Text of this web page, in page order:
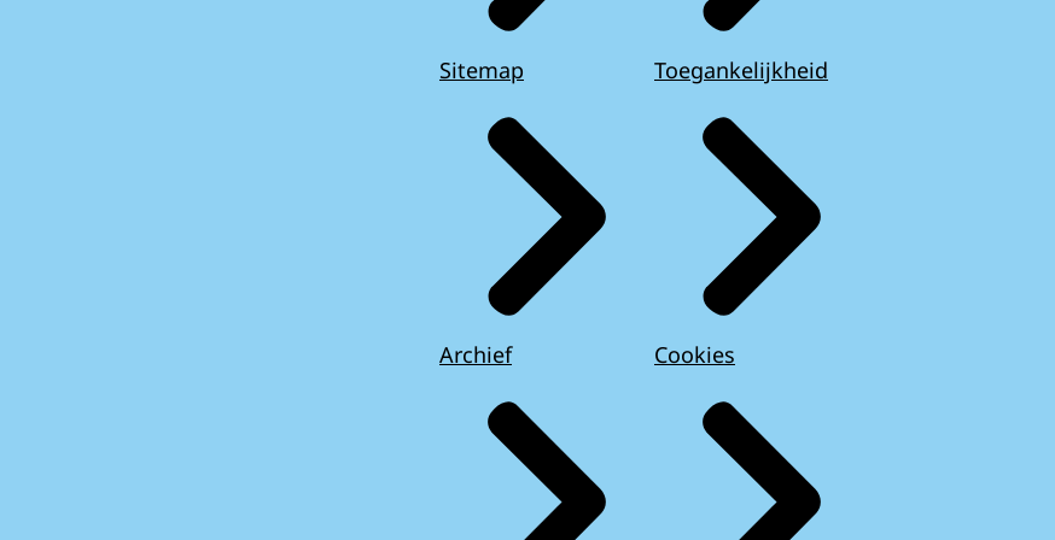
Sitemap
Archief
Toegankelijkheid
Cookies